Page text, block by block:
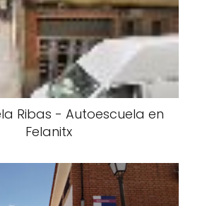
Ribas - Autoescuela en
Felanitx